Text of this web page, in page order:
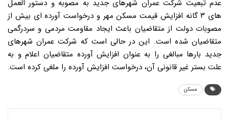
عدم تبعیت شرکت عمران شهرهای جدید به مصوبه و دستور العمل
های ۳ گانه افزایش قیمت مسکن مهر و درخواست آورده ای بیش از
مصوبات دولت از متقاضیان باعث ایجاد مقاومت مردمی و سردرگمی
متقاضیان شده است. این در حالی است که شرکت عمران شهرهای
جدید بارها مبالغی را به عنوان افزایش آورده متقاضیان اعلام و به
علت بستر غیر قانونی آن، درخواست افزایش آورده را ملغی کرده است.
مسکن